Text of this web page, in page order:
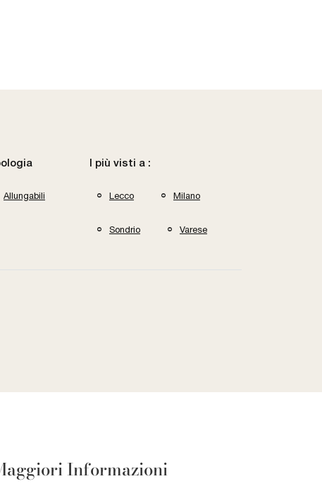
Allungabili
I più visti a :
Lecco Milano
Sondrio Varese
Informazioni